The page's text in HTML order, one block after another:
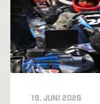
19. JUNI 2026